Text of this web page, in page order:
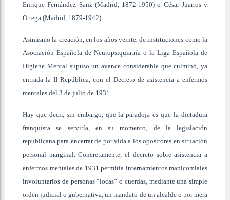
Enrique Fernández Sanz (Madrid, 1872-1950) o César Juarros y
Ortega (Madrid, 1879-1942).
Asimismo la creación, en los años veinte, de instituciones como la
Asociación Española de Neuropsiquiatría o la Liga Española de
Higiene Mental supuso un avance considerable que culminó, ya
entrada la II República, con el Decreto de asistencia a enfermos
mentales del 3 de julio de 1931.
Hay que decir, sin embargo, que la paradoja es que la dictadura
franquista se serviría, en su momento, de la legislación
republicana para encerrar de por vida a los opositores en situación
personal marginal. Concretamente, el decreto sobre asistencia a
enfermos mentales de 1931 permitía internamientos manicomiales
involuntarios de personas “locas” o cuerdas, mediante una simple
orden judicial o gubernativa, un mandato de un alcalde o por mera